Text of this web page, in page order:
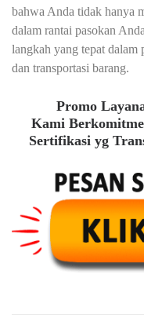
bahwa Anda tidak hanya
dalam rantai pasokan
langkah yang tepat dalam
dan transportasi barang.
Promo
Kami
Sertifikasi yg